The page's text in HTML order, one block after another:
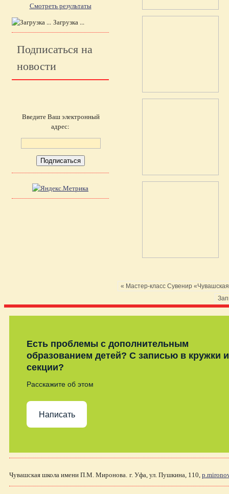
« Мастер-класс Cувенир «Чувашская
Смотреть результаты
Загрузка ...
Подписаться на
новости
Введите Ваш электронный
адрес:
Есть проблемы с дополнительным
образованием детей? С записью в кружки и
секции?
Расскажите об этом
Написать
Чувашская школа имени П.М. Миронова. г. Уфа, ул. Пушкина, 110,